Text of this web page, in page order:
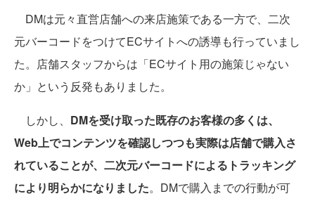
DMは元々直営店舗への来店施策である一方で、二次
元バーコードをつけてECサイトへの誘導も行っていまし
た。店舗スタッフからは「ECサイト用の施策じゃない
か」という反発もありました。
しかし、 DMを受け取った既存のお客様の多くは、
Web上でコンテンツを確認しつつも実際は店舗で購入さ
れていることが、二次元バーコードによるトラッキング
により明らかになりました。DMで購入までの行動が可